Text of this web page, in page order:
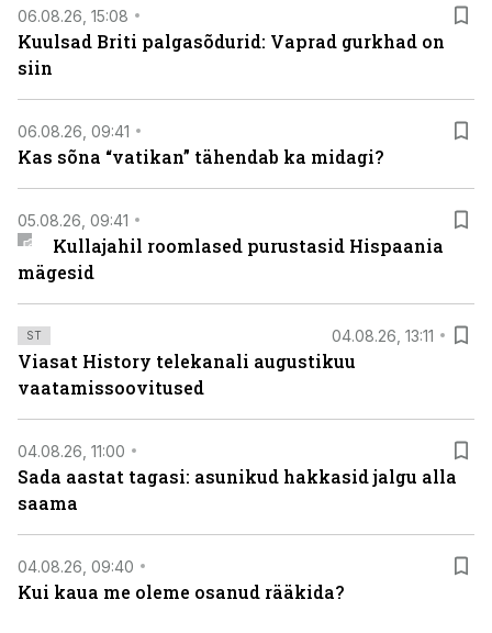
06.08.26, 15:08
Kuulsad Briti palgasõdurid: Vaprad gurkhad on
siin
06.08.26, 09:41
Kas sõna “vatikan” tähendab ka midagi?
05.08.26, 09:41
Kullajahil roomlased purustasid Hispaania
mägesid
ST 04.08.26, 13:11
Viasat History telekanali augustikuu
vaatamissoovitused
04.08.26, 11:00
Sada aastat tagasi: asunikud hakkasid jalgu alla
saama
04.08.26, 09:40
Kui kaua me oleme osanud rääkida?